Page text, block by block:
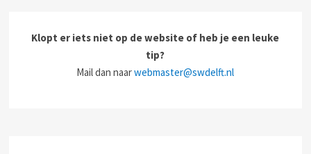
Klopt er iets niet op de website of heb je een leuke
tip?
Mail dan naarwebmaster@swdelft.nl